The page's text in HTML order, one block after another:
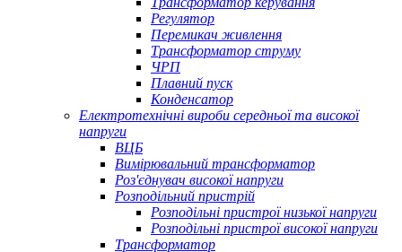
Регулятор
Перемикач живлення
Трансформатор струму
ЧРП
Плавний пуск
Конденсатор
Електротехнічні вироби середньої та високої
напруги
ВЦБ
Вимірювальний трансформатор
Роз'єднувач високої напруги
Розподільний пристрій
Розподільні пристрої низької напруги
Розподільні пристрої високої напруги
Трансформатор